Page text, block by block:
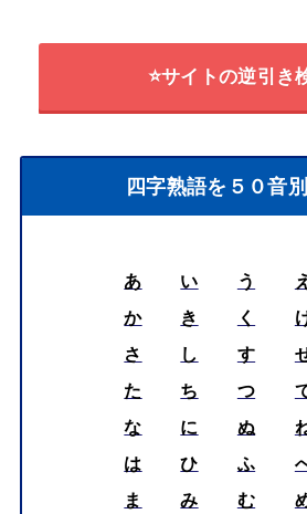
⭐サイトの逆引き
四字熟語を５０音
あ い う え
か
き く
さ
し す
た
ち つ
な
に ぬ
は
ひ ふ
ま
み む